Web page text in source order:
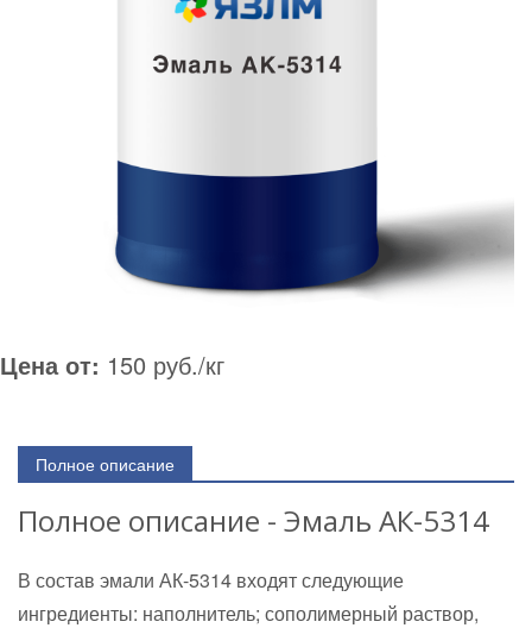
Цена от: 150 руб./кг
Полное описание
Полное описание - Эмаль АК-5314
В состав эмали АК-5314 входят следующие
ингредиенты: наполнитель; сополимерный раствор,